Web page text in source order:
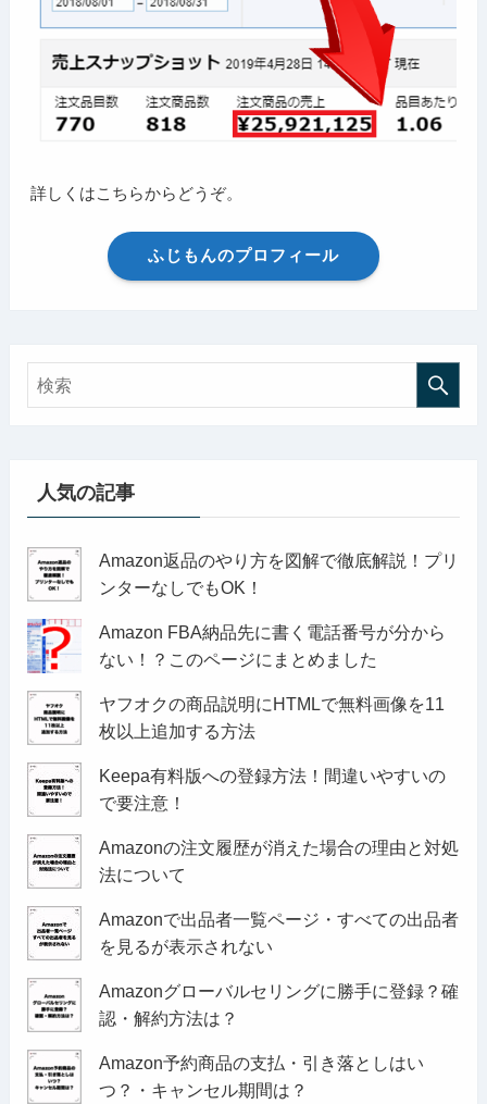
詳しくはこちらからどうぞ。
ふじもんのプロフィール
人気の記事
Amazon返品のやり方を図解で徹底解説！プリ
ンターなしでもOK！
Amazon FBA納品先に書く電話番号が分から
ない！？このページにまとめました
ヤフオクの商品説明にHTMLで無料画像を11
枚以上追加する方法
Keepa有料版への登録方法！間違いやすいの
で要注意！
Amazonの注文履歴が消えた場合の理由と対処
法について
Amazonで出品者一覧ページ・すべての出品者
を見るが表示されない
Amazonグローバルセリングに勝手に登録？確
認・解約方法は？
Amazon予約商品の支払・引き落としはい
つ？・キャンセル期間は？